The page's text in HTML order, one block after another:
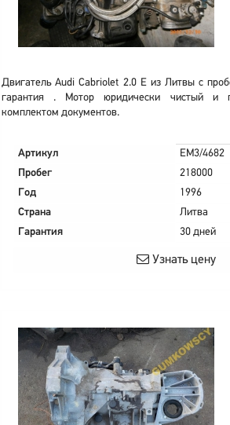
Двигатель Audi Cabriolet 2.0 E из Литвы с
гарантия . Мотор юридически чистый и
комплектом документов.
Артикул
EM3/4682
Пробег
218000
Год
1996
Страна
Литва
Гарантия
30 дней
Узнать цену